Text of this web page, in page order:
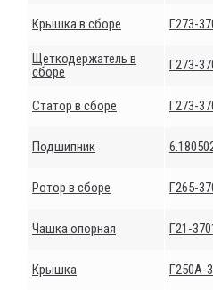
Крышка в сборе Г273-
Щеткодержатель в
сборе
Г273-
Статор в сборе Г273-
Подшипник
Ротор в сборе Г265-
Чашка опорная Г21-
Крышка Г250А-